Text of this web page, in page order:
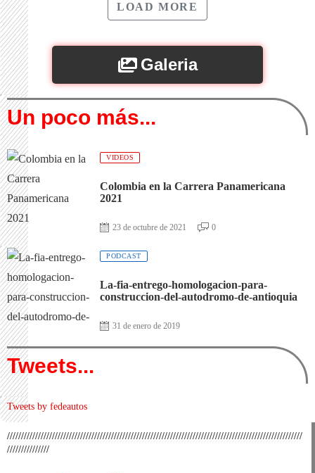
LOAD MORE
Galeria
Un poco más...
VIDEOS
Colombia en la Carrera Panamericana
2021
23 de octubre de 2021 0
PODCAST
La-fia-entrego-homologacion-para-
construccion-del-autodromo-de-antioquia
31 de enero de 2019
Tweets...
Tweets by fedeautos
/////////////////////////////////////////////////////////////////////////////////////////////////////////
///////////////